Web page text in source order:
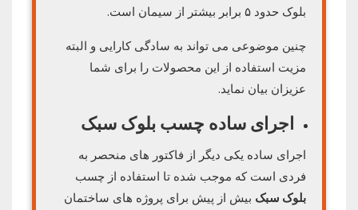
بلوک حدود ۵ برابر بیشتر از سیمان است.
چنین موضوعی می تواند به سادگی کارایی و البته
مزیت استفاده از این محصولات را برای شما
عزیزان بیان نماید.
اجرای ساده چسب بلوک سبک
اجرای ساده یکی دیگر از فاکتور های منحصر به
فردی است که موجب شده تا استفاده از چسب
بلوک سبک بیش از پیش برای پروژه های ساختمان